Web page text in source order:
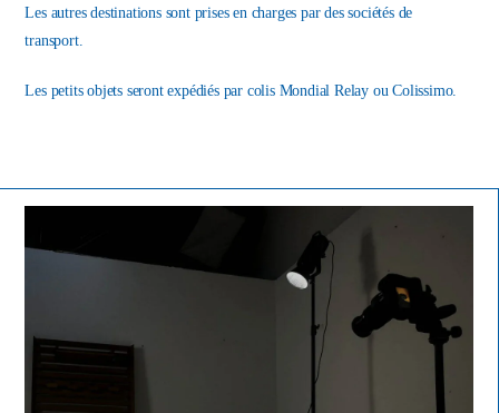
Les autres destinations sont prises en charges par des sociétés de
transport.
Les petits objets seront expédiés par colis Mondial Relay ou Colissimo.